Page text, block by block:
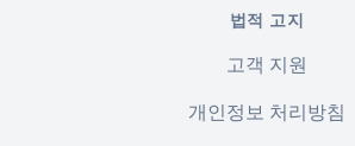
법적 고지
고객 지원
개인정보 처리방침